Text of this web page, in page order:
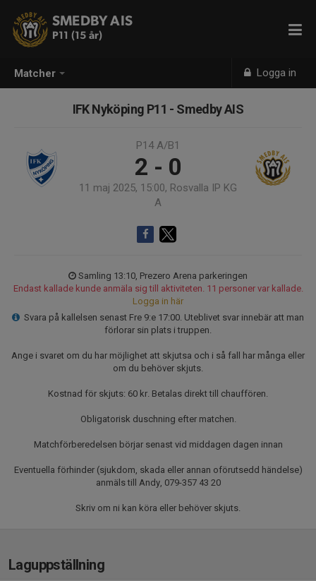
Matcher Logga in
SMEDBY AIS
P11 (15 år)
IFK Nyköping P11 - Smedby AIS
P14 A/B1
2 - 0
11 maj 2025, 15:00, Rosvalla IP KG
A
Samling 13:10, Prezero Arena parkeringen
Endast kallade kunde anmäla sig till aktiviteten. 11 personer var kallade.
Logga in här
Svara på kallelsen senast Fre 9:e 17:00. Uteblivet svar innebär att man
förlorar sin plats i truppen.
Ange i svaret om du har möjlighet att skjutsa och i så fall har många eller
om du behöver skjuts.
Kostnad för skjuts: 60 kr. Betalas direkt till chauffören.
Obligatorisk duschning efter matchen.
Matchförberedelsen börjar senast vid middagen dagen innan
Eventuella förhinder (sjukdom, skada eller annan oförutsedd händelse)
anmäls till Andy, 079-357 43 20
Skriv om ni kan köra eller behöver skjuts.
Laguppställning